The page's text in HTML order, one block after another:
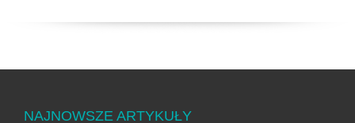
NAJNOWSZE ARTYKUŁY